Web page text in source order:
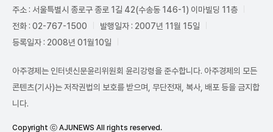
주소 : 서울특별시 종로구 종로 1길 42(수송동 146-1) 이마빌딩 11층
전화 : 02-767-1500
발행일자 : 2007년 11월 15일
등록일자 : 2008년 01월10일
아주경제는 인터넷신문윤리위원회 윤리강령을 준수합니다. 아주경제의 모든
콘텐츠(기사)는 저작권법의 보호를 받으며, 무단전재, 복사, 배포 등을 금지합
니다.
Copyright ⓒ AJUNEWS All rights reserved.